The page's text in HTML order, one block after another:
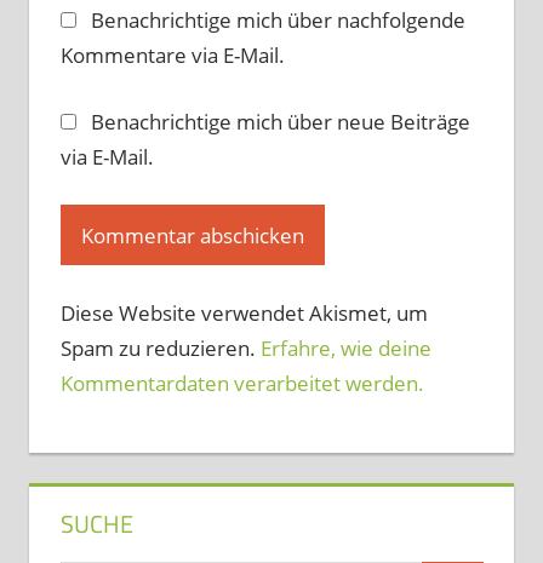
Benachrichtige mich über nachfolgende
Kommentare via E-Mail.
Benachrichtige mich über neue Beiträge
via E-Mail.
Diese Website verwendet Akismet, um
Spam zu reduzieren. Erfahre, wie deine
Kommentardaten verarbeitet werden.
SUCHE